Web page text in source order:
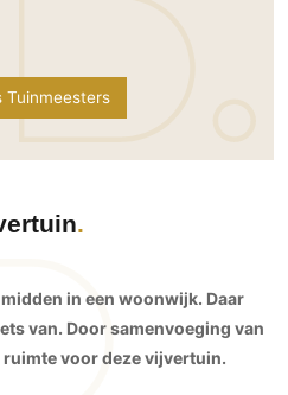
Tuinmeesters
in een woonwijk. Daar
van. Door samenvoeging van
voor deze vijvertuin.